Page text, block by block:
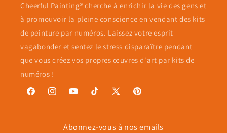
Cheerful Painting® cherche à enrichir la vie des gens et
à promouvoir la pleine conscience en vendant des kits
de peinture par numéros. Laissez votre esprit
vagabonder et sentez le stress disparaître pendant
que vous créez vos propres œuvres d'art par kits de
numéros !
FacebookInstagramYouTubeTikTok
X
Pinterest
Abonnez-vous à nos emails